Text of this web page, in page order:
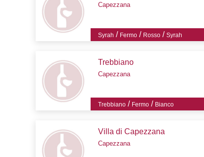
Capezzana
Syrah / Fermo/ Rosso/ Syrah
Trebbiano
Capezzana
Trebbiano/ Fermo/ Bianco
Villa di Capezzana
Capezzana